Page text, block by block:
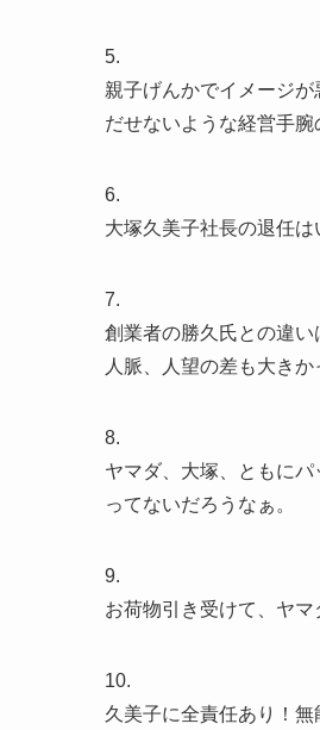
5.
親子げんかでイメージ
だせないような経営手腕
6.
大塚久美子社長の退任は
7.
創業者の勝久氏との違い
人脈、人望の差も大き
8.
ヤマダ、大塚、ともに
ってないだろうなぁ。
9.
お荷物引き受けて、ヤマ
10.
久美子に全責任あり！無